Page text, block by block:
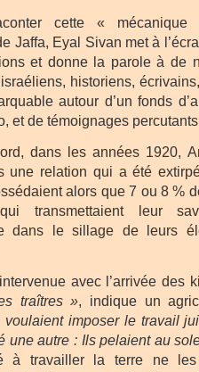
cette «
Jaffa, Eyal Sivan met à
et donne la parole à de
historiens,
autour d’un fonds
et de témoignages
dans les années 1920,
une relation qui a été
alors que 7 ou 8 %
transmettaient leur
dans le sillage de leurs
avec l’arrivée des
traîtres » , indique un
voulaient imposer le travail
une autre : Ils pelaient au
à travailler la terre ne